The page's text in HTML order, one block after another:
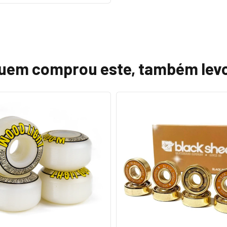
comprou este, também